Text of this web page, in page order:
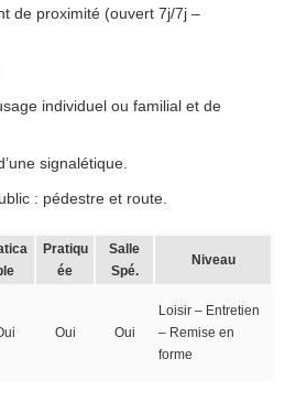
de proximité (ouvert 7j/7j –
individuel ou familial et de
signalétique.
: pédestre et route.
Pratiqu
ée
Salle
Spé.
Niveau
Oui Oui
Loisir – Entretien
– Remise en
forme